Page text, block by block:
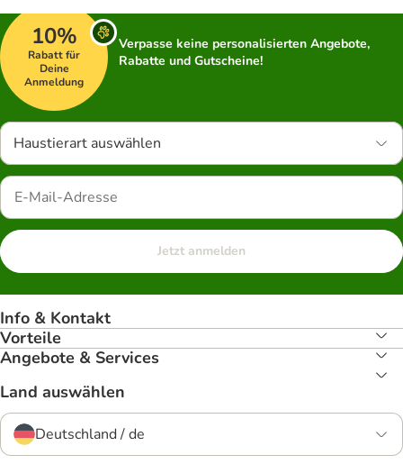
10%
Rabatt für
Deine
Anmeldung
Verpasse keine personalisierten Angebote,
Rabatte und Gutscheine!
Haustierart auswählen
Jetzt anmelden
Info & Kontakt
Vorteile
Angebote & Services
Land auswählen
Deutschland / de